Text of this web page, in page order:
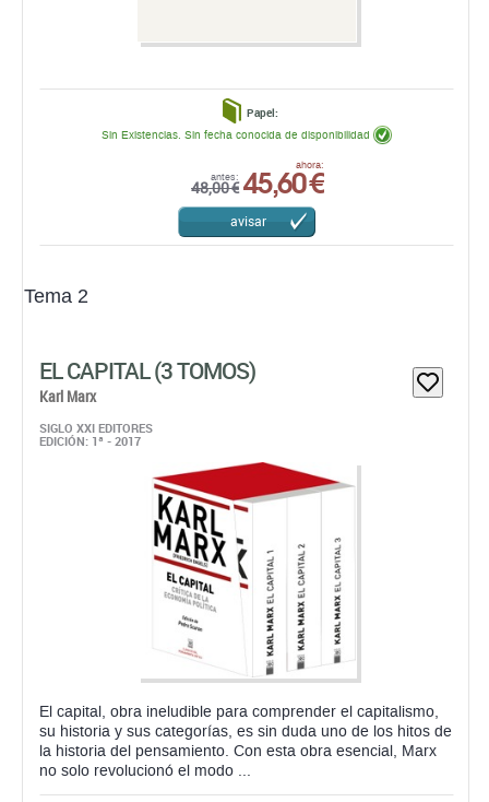
Papel:
antes:
48,00 €
ahora:
45,60 €
Sin Existencias. Sin fecha conocida de disponibilidad
avisar
Tema 2
EL CAPITAL (3 TOMOS)
Karl Marx
SIGLO XXI EDITORES
EDICIÓN: 1ª - 2017
El capital, obra ineludible para comprender el capitalismo,
su historia y sus categorías, es sin duda uno de los hitos de
la historia del pensamiento. Con esta obra esencial, Marx
no solo revolucionó el modo ...